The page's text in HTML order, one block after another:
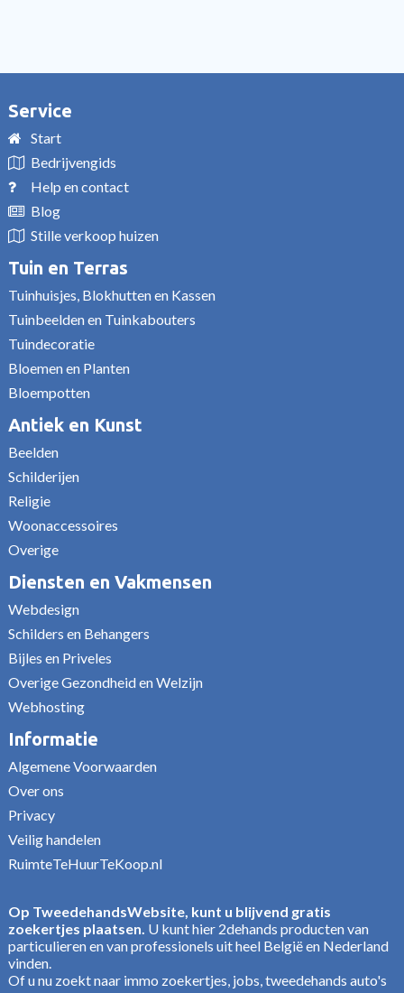
Service
Start
Bedrijvengids
Help en contact
Blog
Stille verkoop huizen
Tuin en Terras
Tuinhuisjes, Blokhutten en Kassen
Tuinbeelden en Tuinkabouters
Tuindecoratie
Bloemen en Planten
Bloempotten
Antiek en Kunst
Beelden
Schilderijen
Religie
Woonaccessoires
Overige
Diensten en Vakmensen
Webdesign
Schilders en Behangers
Bijles en Priveles
Overige Gezondheid en Welzijn
Webhosting
Informatie
Algemene Voorwaarden
Over ons
Privacy
Veilig handelen
RuimteTeHuurTeKoop.nl
Op TweedehandsWebsite, kunt u blijvend gratis
zoekertjes plaatsen. U kunt hier 2dehands producten van
particulieren en van professionels uit heel België en Nederland
vinden.
Of u nu zoekt naar immo zoekertjes, jobs, tweedehands auto's